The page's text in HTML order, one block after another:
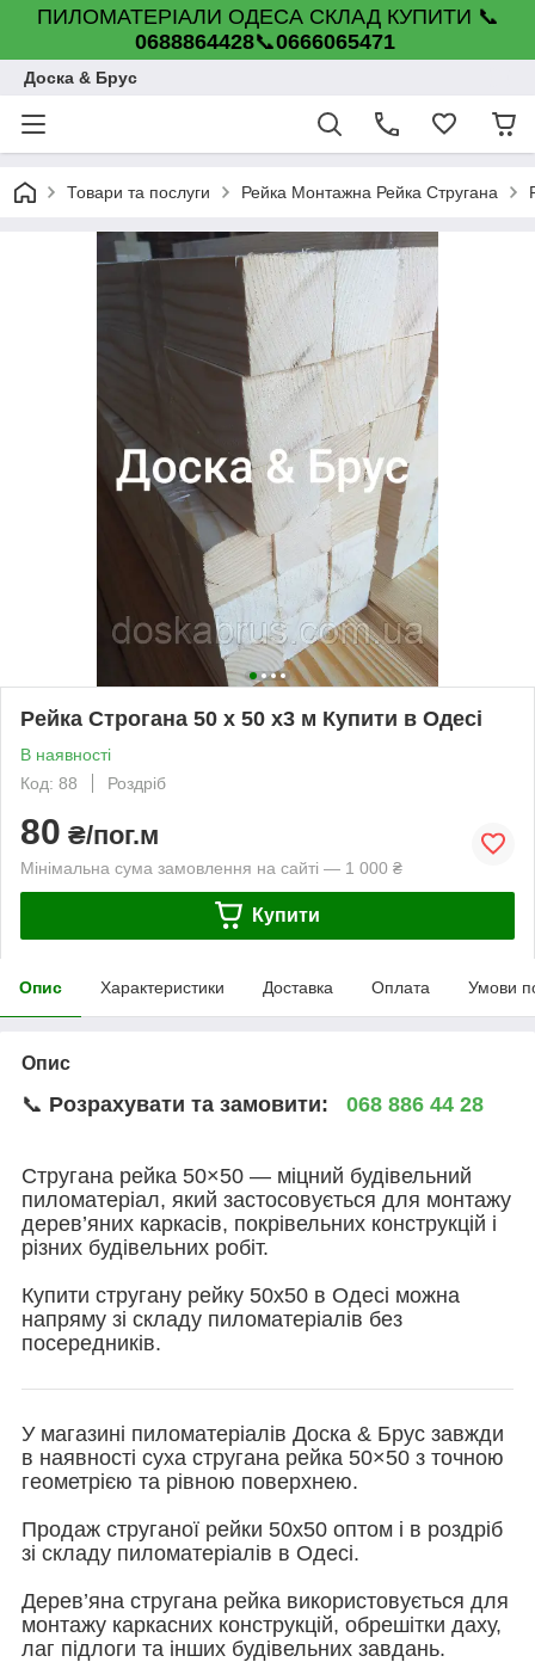
ПИЛОМАТЕРІАЛИ ОДЕСА СКЛАД КУПИТИ 📞
0688864428📞0666065471
Доска & Брус
Товари та послуги Рейка Монтажна Рейка Стругана
Рейка Строгана 50 х 50 х3 м Купити в Одесі
В наявності
Код: 88
Роздріб
80 ₴/пог.м
Мінімальна сума замовлення на сайті — 1 000 ₴
Купити
Опис Характеристики Доставка Оплата Умови
Опис
📞 Розрахувати та замовити: 068 886 44 28
Стругана рейка 50×50 — міцний будівельний
пиломатеріал, який застосовується для монтажу
дерев’яних каркасів, покрівельних конструкцій і
різних будівельних робіт.
Купити стругану рейку 50х50 в Одесі можна
напряму зі складу пиломатеріалів без
посередників.
У магазині пиломатеріалів Доска & Брус завжди
в наявності суха стругана рейка 50×50 з точною
геометрією та рівною поверхнею.
Продаж струганої рейки 50х50 оптом і в роздріб
зі складу пиломатеріалів в Одесі.
Дерев’яна стругана рейка використовується для
монтажу каркасних конструкцій, обрешітки даху,
лаг підлоги та інших будівельних завдань.